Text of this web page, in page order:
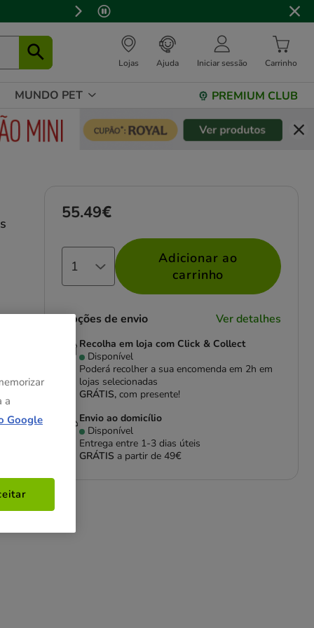
Lojas Ajuda Iniciar sessão Carrinho
MUNDO PET PREMIUM CLUB
Preço 55.49€
55.49€
Adicionar ao
carrinho
Opções de envio Ver detalhes
Recolha em loja com Click & Collect
Disponível
Poderá recolher a sua encomenda em 2h em
lojas selecionadas
GRÁTIS,com presente!
Envio ao domicílio
Disponível
Entrega entre 1-3 dias úteis
GRÁTIS a partir de 49€
a
Google